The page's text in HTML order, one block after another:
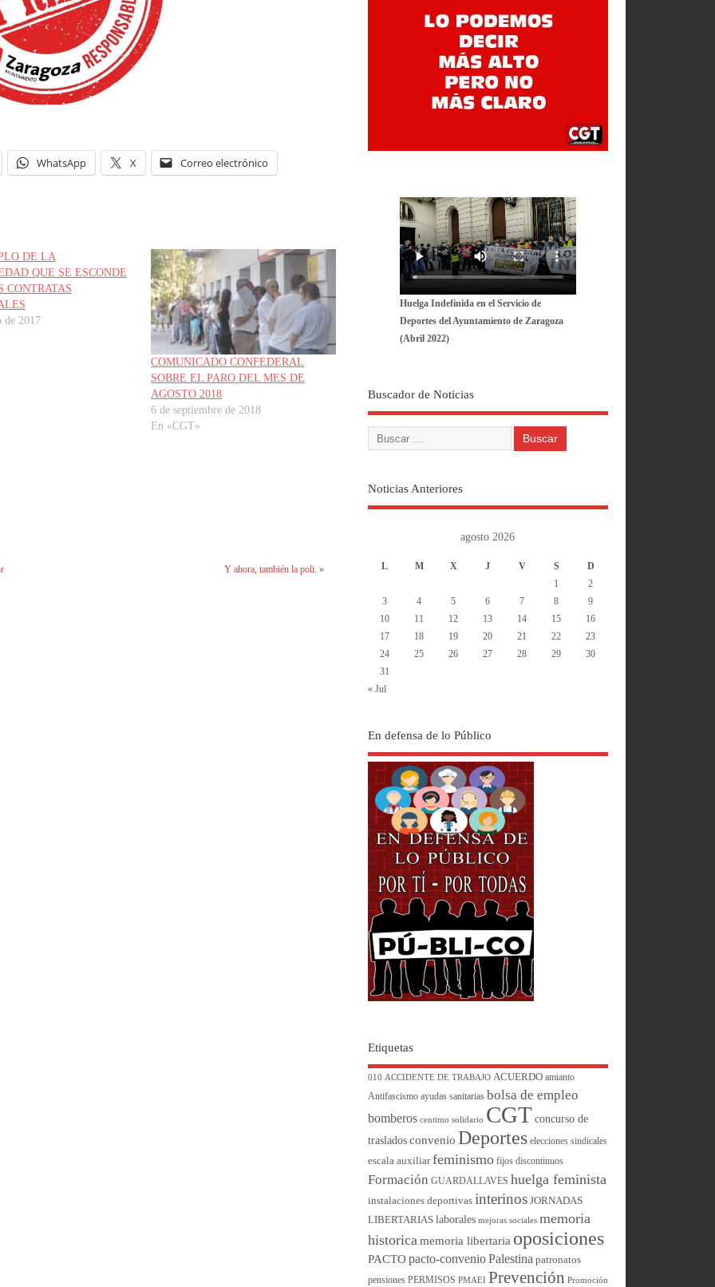
WhatsApp X Correo electrónico
DE LA
QUE SE ESCONDE
CONTRATAS
de 2017
COMUNICADO CONFEDERAL
SOBRE EL PARO DEL MES DE
AGOSTO 2018
6 de septiembre de 2018
En «CGT»
Y ahora, también la poli. »
Huelga Indefinida en el Servicio de
Deportes del Ayuntamiento de Zaragoza
(Abril 2022)
Buscador de Noticias
Noticias Anteriores
agosto 2026
L M X J V S
D
1
2
3
4 5 6 7 8
9
10
11 12 13 14 15
16
17
18 19 20 21 22
23
24
25 26 27 28 29
30
31
« Jul
En defensa de lo Público
Etiquetas
010 ACCIDENTE DE TRABAJO ACUERDO amianto
Antifascismo ayudas sanitarias bolsa de empleo
bomberos centimo solidario CGT concurso de
traslados convenio Deportes elecciones sindicales
escala auxiliar feminismo fijos discontinuos
Formación GUARDALLAVES huelga feminista
instalaciones deportivas interinos JORNADAS
LIBERTARIAS laborales mejoras sociales memoria
historica memoria libertaria oposiciones
PACTO pacto-convenio Palestina patronatos
pensiones PERMISOS PMAEI Prevención Promoción